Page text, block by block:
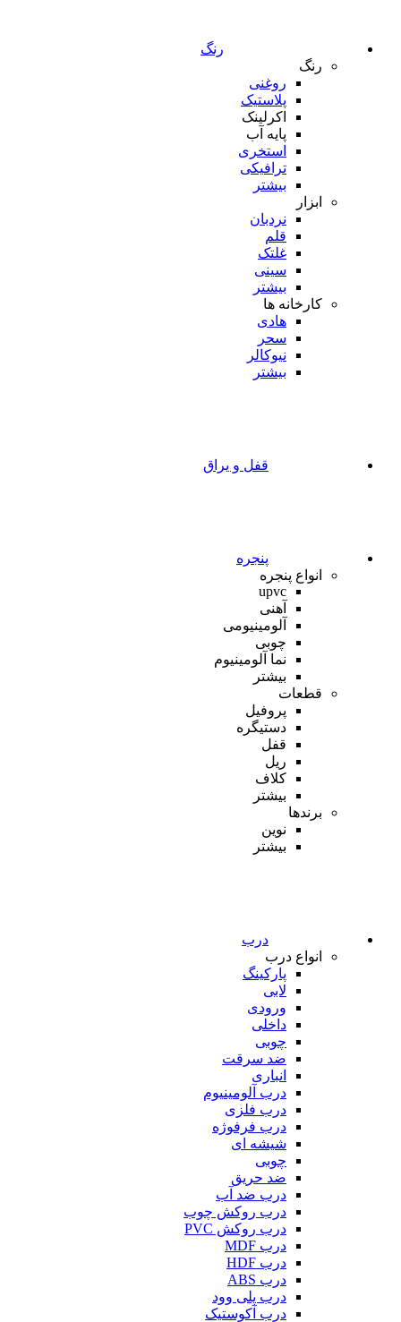
رنگ
رنگ
روغنی
پلاستیک
اکرلینک
پایه آب
استخری
ترافیکی
بیشتر
ابزار
نردبان
قلم
غلتک
سینی
بیشتر
کارخانه ها
هادی
سحر
نیوکالر
بیشتر
قفل و یراق
پنجره
انواع پنجره
upvc
آهنی
آلومینیومی
چوبی
نما آلومینیوم
بیشتر
قطعات
پروفیل
دستیگره
قفل
ریل
کلاف
بیشتر
برندها
نوین
بیشتر
درب
انواع درب
پارکینگ
لابی
ورودی
داخلی
چوبی
ضد سرقت
انباری
درب آلومینیوم
درب فلزی
درب فرفوژه
شیشه ای
چوبی
ضد حریق
درب ضد آب
درب روکش چوب
درب روکش PVC
درب MDF
درب HDF
درب ABS
درب پلی وود
درب آکوستیک